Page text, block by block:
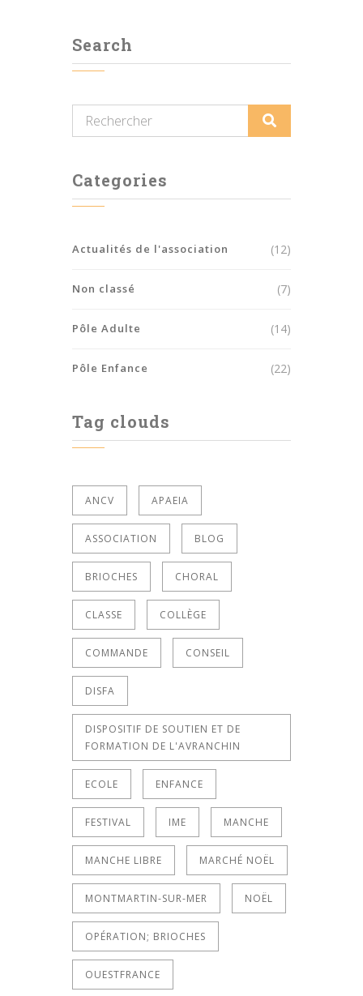
Search
Categories
Actualités de l'association (12)
Non classé (7)
Pôle Adulte (14)
Pôle Enfance (22)
Tag clouds
ANCV APAEIA
ASSOCIATION BLOG
BRIOCHES CHORAL
CLASSE COLLÈGE
COMMANDE CONSEIL
DISFA
DISPOSITIF DE SOUTIEN ET DE
FORMATION DE L'AVRANCHIN
ECOLE ENFANCE
FESTIVAL IME MANCHE
MANCHE LIBRE MARCHÉ NOËL
MONTMARTIN-SUR-MER NOËL
OPÉRATION; BRIOCHES
OUESTFRANCE